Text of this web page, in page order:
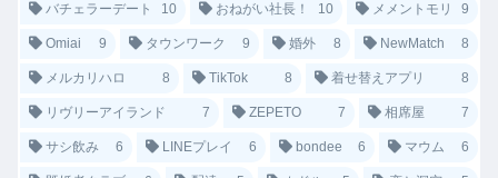
バチェラーデート 10 おねがい社長！ 10 メメントモリ 9
Omiai 9 タウンワーク 9 婚外 8 NewMatch 8
メルカリハロ 8 TikTok 8 着せ替えアプリ 8
リヴリーアイランド 7 ZEPETO 7 相席屋 7
サシ飲み 6 LINEプレイ 6 bondee 6 マウム 6